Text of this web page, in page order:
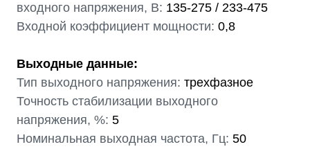
входного напряжения, В: 135-275 / 233-475
Входной коэффициент мощности: 0,8
Выходные данные:
Тип выходного напряжения: трехфазное
Точность стабилизации выходного
напряжения, %: 5
Номинальная выходная частота, Гц: 50